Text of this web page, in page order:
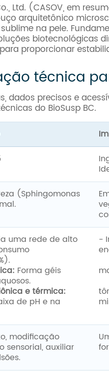
Ltd. (CASOV, em
arquitetônico
na pele.
biotecnológicas
proporcionar
técnica
precisos e
do BioSusp BC.
(Sphingomonas
uma rede de alto
Forma géis
e térmica:
de pH e na
-
modificação
sensorial, auxiliar